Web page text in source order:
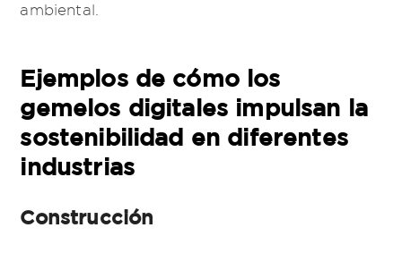
ambiental.
Ejemplos de cómo los
gemelos digitales impulsan la
sostenibilidad en diferentes
industrias
Construcción